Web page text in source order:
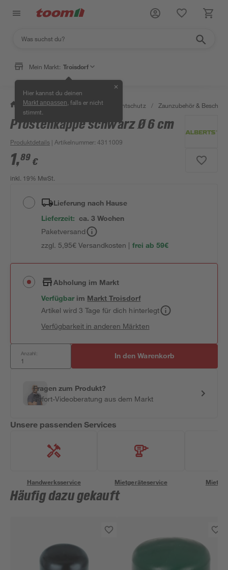
Mein Markt: Troisdorf
Hier kannst du deinen
Markt anpassen , falls er nicht
stimmt.
✕
/ Garten & Freizeit / Zäune & Sichtschutz / Zaunzubehör &
Pfostenkappe schwarz Ø 6 cm
Produktdetails | Artikelnummer:4311009
1,89 €
inkl. 19% MwSt.
Lieferung nach Hause
Lieferzeit: ca. 3 Wochen
Paketversand
zzgl. 5,95€ Versandkosten | frei ab 59€
Abholung im Markt
Verfügbar im MarktTroisdorf
Artikel wird 3 Tage für dich hinterlegt
Verfügbarkeit in anderen Märkten
Anzahl: In den Warenkorb
Fragen zum Produkt?
Sofort-Videoberatung aus dem Markt
Unsere passenden Services
Handwerksservice Mietgeräteservice
Häufig dazu gekauft